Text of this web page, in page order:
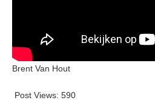
Brent Van Hout
Post Views: 590